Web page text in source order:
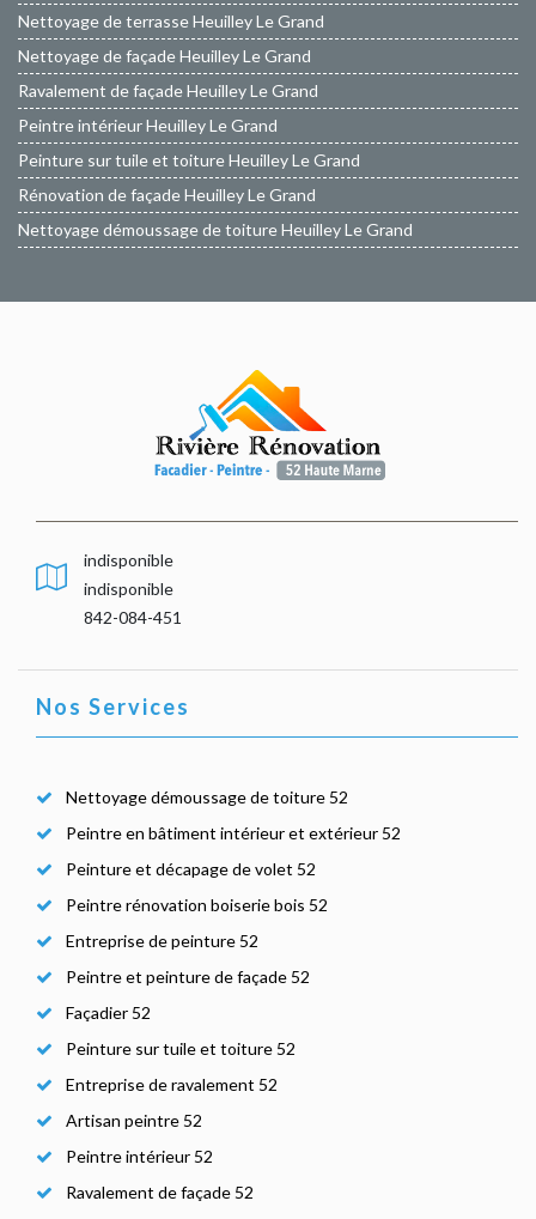
Nettoyage de terrasse Heuilley Le Grand
Nettoyage de façade Heuilley Le Grand
Ravalement de façade Heuilley Le Grand
Peintre intérieur Heuilley Le Grand
Peinture sur tuile et toiture Heuilley Le Grand
Rénovation de façade Heuilley Le Grand
Nettoyage démoussage de toiture Heuilley Le Grand
indisponible
indisponible
842-084-451
Nos Services
Nettoyage démoussage de toiture 52
Peintre en bâtiment intérieur et extérieur 52
Peinture et décapage de volet 52
Peintre rénovation boiserie bois 52
Entreprise de peinture 52
Peintre et peinture de façade 52
Façadier 52
Peinture sur tuile et toiture 52
Entreprise de ravalement 52
Artisan peintre 52
Peintre intérieur 52
Ravalement de façade 52